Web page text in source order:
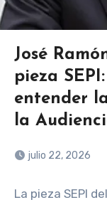
José
pieza
entender
la
julio 22, 2026
La pieza SEPI